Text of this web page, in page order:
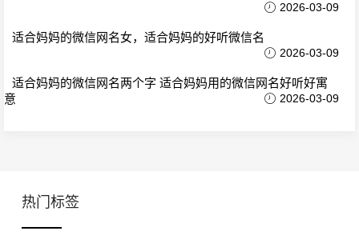
2026-03-09
适合妈妈的微信网名女，适合妈妈的好听微信名
2026-03-09
适合妈妈的微信网名两个字 适合妈妈用的微信网名好听好寓
意
2026-03-09
热门标签